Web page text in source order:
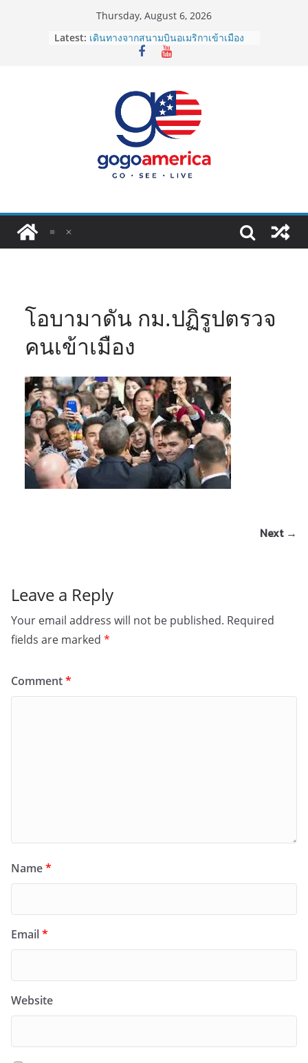
Thursday, August 6, 2026
Latest: เดินทางจากสนามบินอเมริกาเข้าเมือง
2026: LAX, JFK, SFO ไปยังไงดี?
ประเทศต้องรู้
ซิมการ์ดอเมริกา 2026: ใช้ยี่ห้อไหนดี
ที่สุด? เปรียบเทียบครบจบในบทความ
โอนเงินจากอเมริกากลับไทย ใช้วิธีไหน
ประหยัดและคุ้มที่สุดในปี 2026?
VPN สำหรับใช้ในอเมริกา 2026: ตัว
โอบามาดัน กม.ปฏิรูปตรวจ
คนเข้าเมือง
Next →
Leave a Reply
Your email address will not be published. Required
fields are marked *
Comment*
Name*
Email*
Website